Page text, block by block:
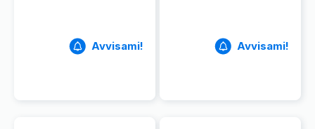
Avvisami! Avvisami!